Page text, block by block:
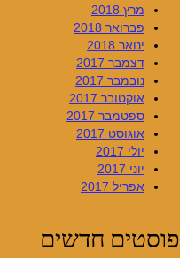
מרץ 2018
פברואר 2018
ינואר 2018
דצמבר 2017
נובמבר 2017
אוקטובר 2017
ספטמבר 2017
אוגוסט 2017
יולי 2017
יוני 2017
אפריל 2017
פוסטים חדשים